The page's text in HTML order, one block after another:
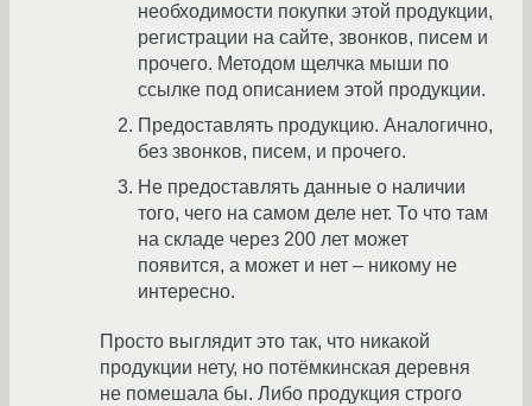
необходимости покупки этой продукции,
регистрации на сайте, звонков, писем и
прочего. Методом щелчка мыши по
ссылке под описанием этой продукции.
Предоставлять продукцию. Аналогично,
без звонков, писем, и прочего.
Не предоставлять данные о наличии
того, чего на самом деле нет. То что там
на складе через 200 лет может
появится, а может и нет – никому не
интересно.
Просто выглядит это так, что никакой
продукции нету, но потёмкинская деревня
не помешала бы. Либо продукция строго